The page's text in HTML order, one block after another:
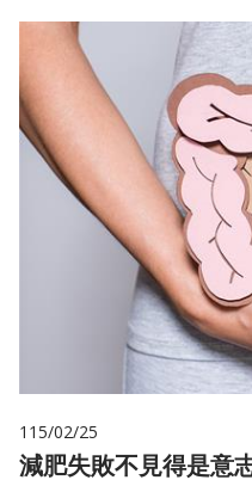
115/02/25
減肥失敗不見得是意